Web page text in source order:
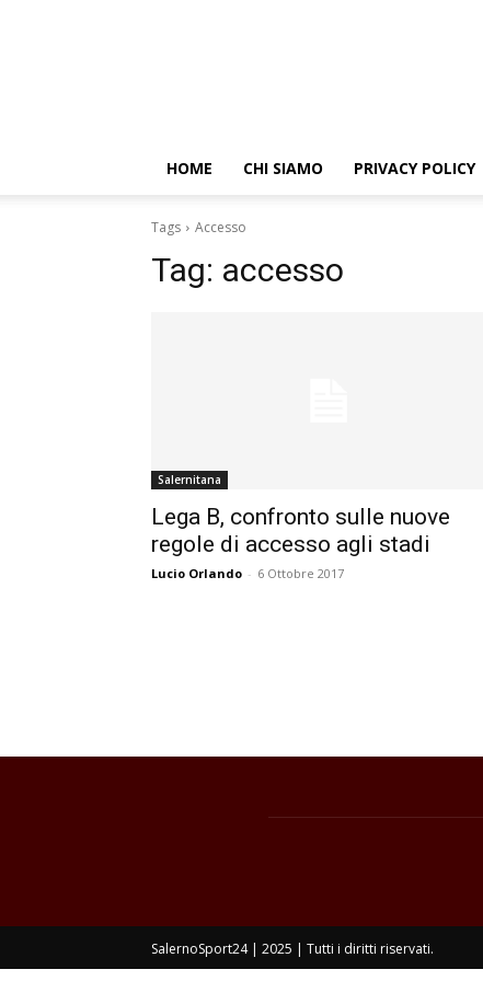
HOME CHI SIAMO PRIVACY POLICY
Tags Accesso
Tag: accesso
Salernitana
Lega B, confronto sulle nuove
regole di accesso agli stadi
Lucio Orlando - 6 Ottobre 2017
SalernoSport24 | 2025 | Tutti i diritti riservati.